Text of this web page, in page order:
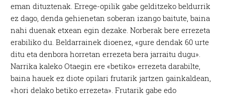
eman dituztenak. Errege-opilik gabe gelditzeko beldurrik
ez dago, denda gehienetan soberan izango baitute, baina
nahi duenak etxean egin dezake. Norberak bere errezeta
erabiliko du. Beldarrainek dioenez, «gure dendak 60 urte
ditu eta denbora horretan errezeta bera jarraitu dugu».
Narrika kaleko Otaegin ere «betiko» errezeta darabilte,
baina hauek ez diote opilari frutarik jartzen gainkaldean,
«hori delako betiko errezeta». Frutarik gabe edo